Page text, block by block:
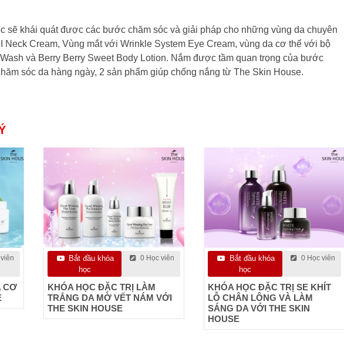
sẽ khái quát được các bước chăm sóc và giải pháp cho những vùng da chuyên
Neck Cream, Vùng mắt với Wrinkle System Eye Cream, vùng da cơ thể với bộ
và Berry Berry Sweet Body Lotion. Nắm được tầm quan trọng của bước
sóc da hàng ngày, 2 sản phẩm giúp chống nắng từ The Skin House.
CƠ
Bắt đầu khóa
học
0 Học viên
KHÓA HỌC ĐẶC TRỊ LÀM
TRẮNG DA MỜ VẾT NÁM VỚI
THE SKIN HOUSE
Bắt đầu khóa
học
0 Học viên
KHÓA HỌC ĐẶC TRỊ SE KHÍT
LỖ CHÂN LÔNG VÀ LÀM
SÁNG DA VỚI THE SKIN
HOUSE